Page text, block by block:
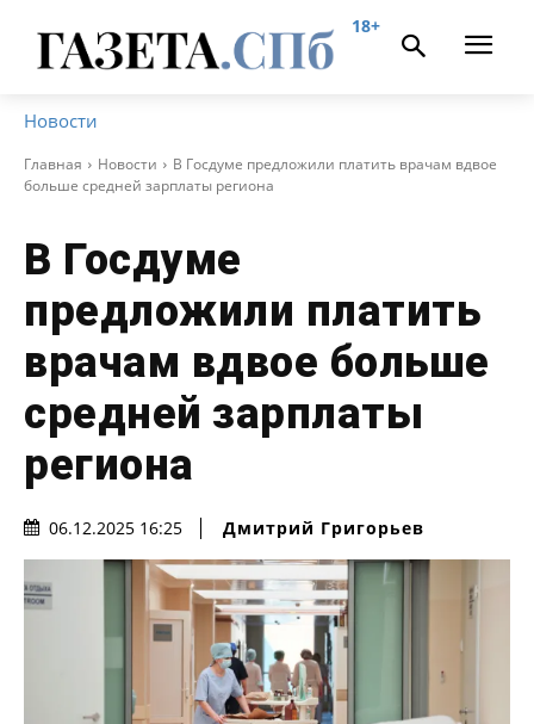
18+
Новости
Главная Новости
В Госдуме предложили платить врачам вдвое
больше средней зарплаты региона
В Госдуме
предложили платить
врачам вдвое больше
средней зарплаты
региона
06.12.2025 16:25 Дмитрий Григорьев